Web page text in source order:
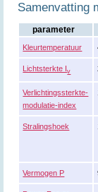
Samenvatting
parameter
Kleurtemperatuur
Lichtsterkte Iv
Verlichtingssterkte-
modulatie-index
Stralingshoek
Vermogen P